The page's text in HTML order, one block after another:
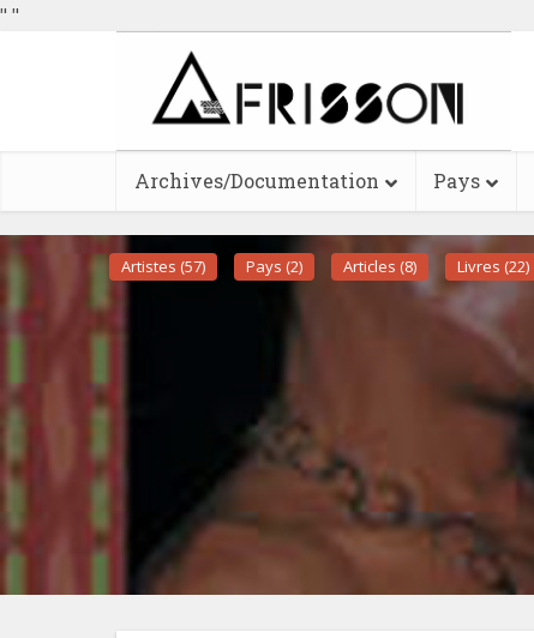
" "
Archives/Documentation Pays
Artistes (57) Pays (2) Articles (8) Livres (22)